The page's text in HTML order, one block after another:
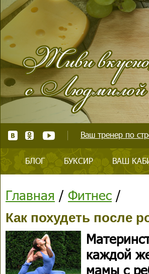
Ваш тренер по
БЛОГ БУКСИР ВАШ
Главная / Фитнес /
Как похудеть после
каждой
мамы с